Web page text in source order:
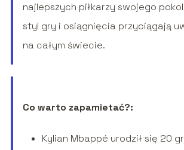
najlepszych piłkarzy swojego
styl gry i osiągnięcia przyciągają
na całym świecie.
Co warto zapamietać?:
Kylian Mbappé urodził się 20